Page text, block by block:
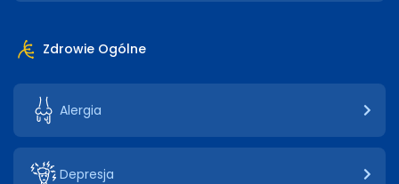
Zdrowie Ogólne
Alergia
Depresja